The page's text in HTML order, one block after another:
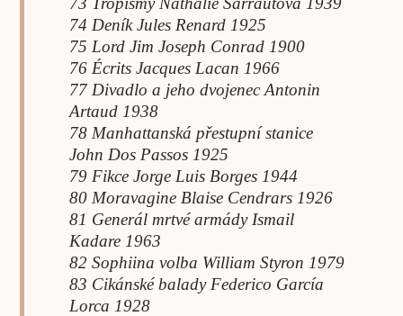
74 Deník Jules Renard 1925
75 Lord Jim Joseph Conrad 1900
76 Écrits Jacques Lacan 1966
77 Divadlo a jeho dvojenec Antonin
Artaud 1938
78 Manhattanská přestupní stanice
John Dos Passos 1925
79 Fikce Jorge Luis Borges 1944
80 Moravagine Blaise Cendrars 1926
81 Generál mrtvé armády Ismail
Kadare 1963
82 Sophiina volba William Styron 1979
83 Cikánské balady Federico García
Lorca 1928